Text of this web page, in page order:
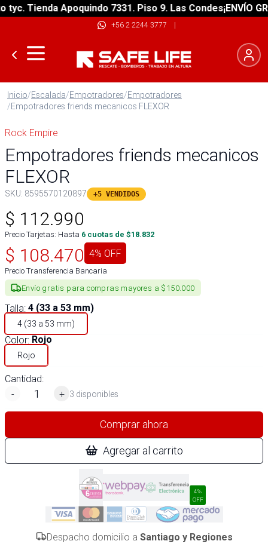
Tienda Apoquindo 7331. Piso 9. Las Condes¡ENVÍO
+56 2 2244 3777 |
Inicio/Escalada/Empotradores/Empotradores
/Empotradores friends mecanicos FLEXOR
Rock Empire
Empotradores friends mecanicos
FLEXOR
SKU: 8595570120897 +5 VENDIDOS
$ 112.990
Precio Tarjetas: Hasta 6 cuotas de $18.832
$ 108.470 4% OFF
Precio Transferencia Bancaria
Envío gratis para compras mayores a $150.000
Talla: 4 (33 a 53 mm)
4 (33 a 53 mm)
Color: Rojo
Rojo
Cantidad:
-
+ 3 disponibles
Comprar ahora
Agregar al carrito
4%
OFF
Despacho domicilio a Santiago y Regiones